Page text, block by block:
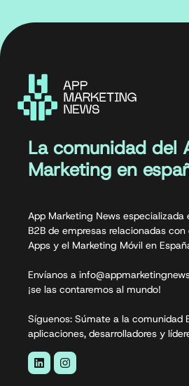
La comunidad del
Marketing en
App Marketing News especializada
B2B de empresas relacionadas
Apps y el Marketing Móvil en
Envíanos a
¡se las contaremos al mundo!
Síguenos: Súmate a la comunidad
aplicaciones, desarrolladores y